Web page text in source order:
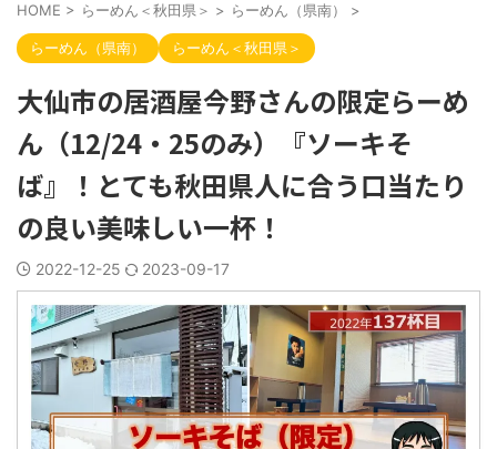
HOME > らーめん＜秋田県＞ > らーめん（県南） >
らーめん（県南） らーめん＜秋田県＞
大仙市の居酒屋今野さんの限定らーめ
ん（12/24・25のみ）『ソーキそ
ば』！とても秋田県人に合う口当たり
の良い美味しい一杯！
2022-12-25 2023-09-17